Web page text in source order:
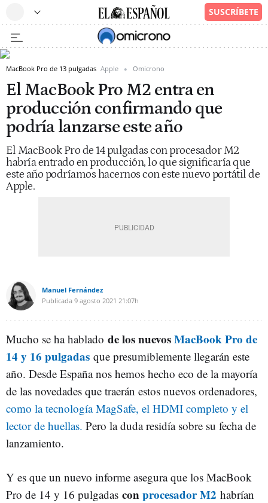
MacBook Pro de 13 pulgadas Apple Omicrono
El MacBook Pro M2 entra en
producción confirmando que
podría lanzarse este año
El MacBook Pro de 14 pulgadas con procesador M2
habría entrado en producción, lo que significaría que
este año podríamos hacernos con este nuevo portátil de
Apple.
Manuel Fernández
Publicada 9 agosto 2021 21:07h
Mucho se ha hablado de los nuevosMacBook Pro de
14 y 16 pulgadas que presumiblemente llegarán este
año. Desde España nos hemos hecho eco de la mayoría
de las novedades que traerán estos nuevos ordenadores,
como la tecnología MagSafe, el HDMI completo y el
lector de huellas. Pero la duda residía sobre su fecha de
lanzamiento.
Y es que un nuevo informe asegura que los MacBook
Pro de 14 y 16 pulgadas conprocesador M2 habrían